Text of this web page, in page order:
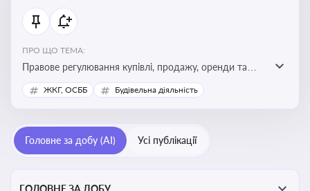
ПРО ЩО ТЕМА:
Правове регулювання купівлі, продажу, оренди та
управління нерухомістю, що є ключовим для бізнесу,
інвесторів, забудовників і власників об’єктів майна
ЖКГ, ОСББ Будівельна діяльність
Головне за добу (AI) Усі публікації
ГОЛОВНЕ ЗА ДОБУ